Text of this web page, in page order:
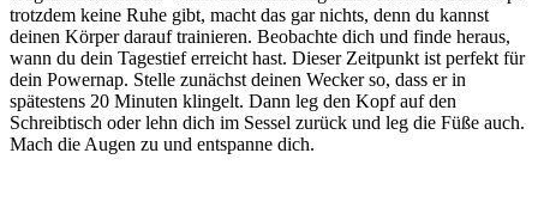
trotzdem keine Ruhe gibt, macht das gar nichts, denn du kannst
deinen Körper darauf trainieren. Beobachte dich und finde heraus,
wann du dein Tagestief erreicht hast. Dieser Zeitpunkt ist perfekt für
dein Powernap. Stelle zunächst deinen Wecker so, dass er in
spätestens 20 Minuten klingelt. Dann leg den Kopf auf den
Schreibtisch oder lehn dich im Sessel zurück und leg die Füße auch.
Mach die Augen zu und entspanne dich.